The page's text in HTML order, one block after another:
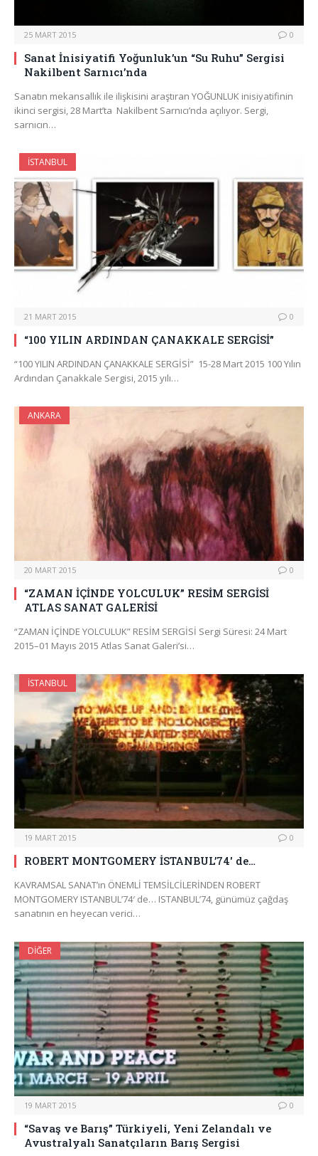
25 MART 2015 0
Sanat İnisiyatifi Yoğunluk’un “Su Ruhu” Sergisi
Nakilbent Sarnıcı’nda
Sanatın mekansallık ile ilişkisini araştıran YOĞUNLUK inisiyatifinin
ikinci sergisi, 28 Mart’ta Nakilbent Sarnıcı’nda açılıyor. Sergi,
sarnıcın…
İSTANBUL
21 MART 2015 0
“100 YILIN ARDINDAN ÇANAKKALE SERGİSİ”
“100 YILIN ARDINDAN ÇANAKKALE SERGİSİ” 15-28 Mart 2015 100 Yılın
Ardından Çanakkale Sergisi, 2015 yılı…
ANKARA
20 MART 2015 0
“ZAMAN İÇİNDE YOLCULUK” RESİM SERGİSİ
ATLAS SANAT GALERİSİ
“ZAMAN İÇİNDE YOLCULUK” RESİM SERGİSİ Sergi Süresi: 24 Mart
2015–01 Mayıs 2015 Atlas Sanat Galeri’si…
İSTANBUL
19 MART 2015 0
ROBERT MONTGOMERY İSTANBUL’74′ de…
KAVRAMSAL SANAT’ın ÖNEMLİ TEMSİLCİLERİNDEN ROBERT
MONTGOMERY ISTANBUL’74′ de… ISTANBUL’74, günümüz çağdaş
sanatının en heyecan verici…
DIĞER
19 MART 2015 0
“Savaş ve Barış” Türkiyeli, Yeni Zelandalı ve
Avustralyalı Sanatçıların Barış Sergisi